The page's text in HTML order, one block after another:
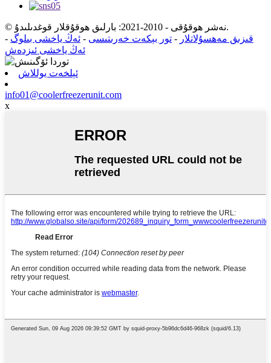
© نەشر ھوقۇقى - 2010-2021: بارلىق ھوقۇقلار قوغدىلىدۇ.
قىزىق مەھسۇلاتلار - تور بېكەت خەرىتىسى - ئەڭ ياخشى بىلوگ -
ئەڭ ياخشى ئىزدەش
ئېلخەت يوللاش
info01@coolerfreezerunit.com
x